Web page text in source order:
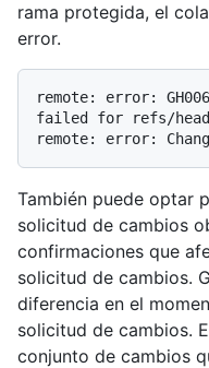
rama protegida, el
error.
remote: error:
failed for refs/
También puede optar
solicitud de cambios
confirmaciones que
solicitud de cambios.
diferencia en el
solicitud de cambios.
conjunto de cambios